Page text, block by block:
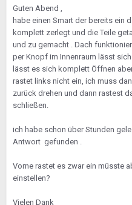
Guten Abend ,
habe einen Smart der bereits ein
komplett zerlegt und die Teile
und zu gemacht . Dach
per Knopf im Innenraum lässt
lässt es sich komplett Öffnen
rastet links nicht ein, ich muss
zurück drehen und dann rastest
schließen.
ich habe schon über Stunden
Antwort gefunden .
Vorne rastet es zwar ein müsste
einstellen?
Vielen Dank